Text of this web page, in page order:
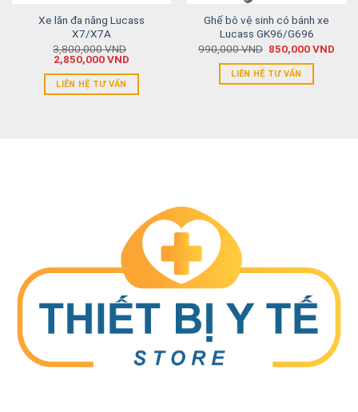
Xe lăn đa năng Lucass
X7/X7A
3,800,000VND
2,850,000VND
LIÊN HỆ TƯ VẤN
Ghế bô vệ sinh có bánh xe
Lucass GK96/G696
990,000VND 850,000VND
LIÊN HỆ TƯ VẤN